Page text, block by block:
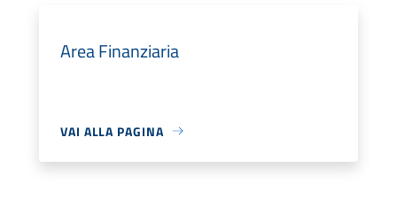
Area Finanziaria
VAI ALLA PAGINA